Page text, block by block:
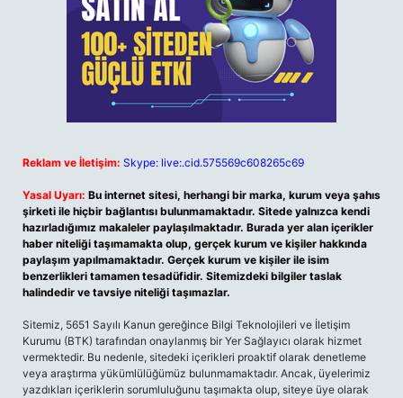
Reklam ve İletişim: Skype: live:.cid.575569c608265c69
Yasal Uyarı: Bu internet sitesi, herhangi bir marka, kurum veya şahıs
şirketi ile hiçbir bağlantısı bulunmamaktadır. Sitede yalnızca kendi
hazırladığımız makaleler paylaşılmaktadır. Burada yer alan içerikler
haber niteliği taşımamakta olup, gerçek kurum ve kişiler hakkında
paylaşım yapılmamaktadır. Gerçek kurum ve kişiler ile isim
benzerlikleri tamamen tesadüfidir. Sitemizdeki bilgiler taslak
halindedir ve tavsiye niteliği taşımazlar.
Sitemiz, 5651 Sayılı Kanun gereğince Bilgi Teknolojileri ve İletişim
Kurumu (BTK) tarafından onaylanmış bir Yer Sağlayıcı olarak hizmet
vermektedir. Bu nedenle, sitedeki içerikleri proaktif olarak denetleme
veya araştırma yükümlülüğümüz bulunmamaktadır. Ancak, üyelerimiz
yazdıkları içeriklerin sorumluluğunu taşımakta olup, siteye üye olarak